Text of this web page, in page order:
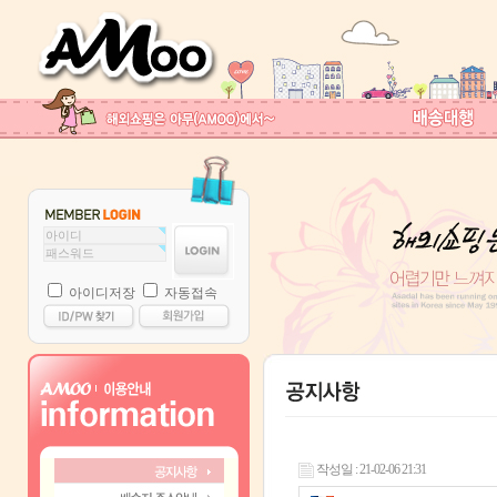
아이디저장 자동접속
작성일 : 21-02-06 21:31